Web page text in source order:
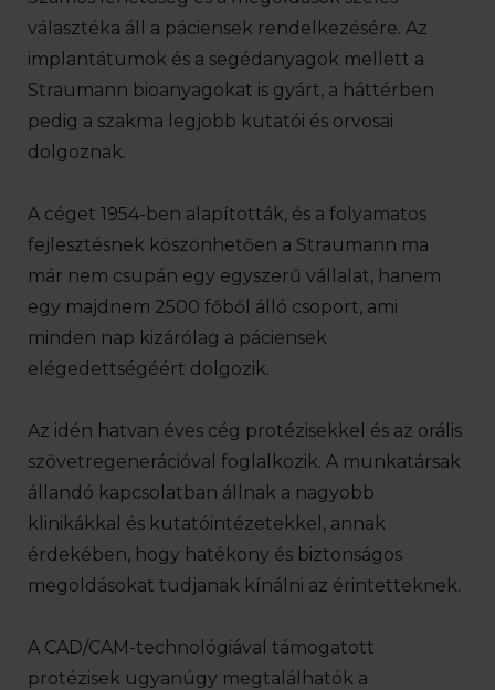
választéka áll a páciensek rendelkezésére. Az
implantátumok és a segédanyagok mellett a
Straumann bioanyagokat is gyárt, a háttérben
pedig a szakma legjobb kutatói és orvosai
dolgoznak.
A céget 1954-ben alapították, és a folyamatos
fejlesztésnek köszönhetően a Straumann ma
már nem csupán egy egyszerű vállalat, hanem
egy majdnem 2500 főből álló csoport, ami
minden nap kizárólag a páciensek
elégedettségéért dolgozik.
Az idén hatvan éves cég protézisekkel és az orális
szövetregenerációval foglalkozik. A munkatársak
állandó kapcsolatban állnak a nagyobb
klinikákkal és kutatóintézetekkel, annak
érdekében, hogy hatékony és biztonságos
megoldásokat tudjanak kínálni az érintetteknek.
A CAD/CAM-technológiával támogatott
protézisek ugyanúgy megtalálhatók a